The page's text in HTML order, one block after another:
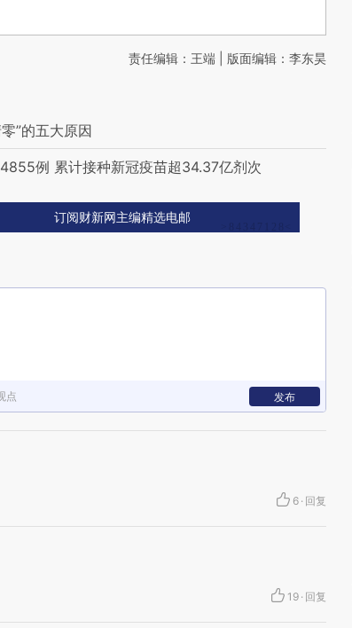
责任编辑：王端 | 版面编辑：李东昊
”的五大原因
例 累计接种新冠疫苗超34.37亿剂次
订阅财新网主编精选电邮
点 发布
6 · 回复
19 · 回复